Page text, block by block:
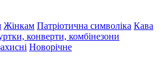
Жінкам Патріотична символіка Кава
конверти, комбінезони
Новорічне